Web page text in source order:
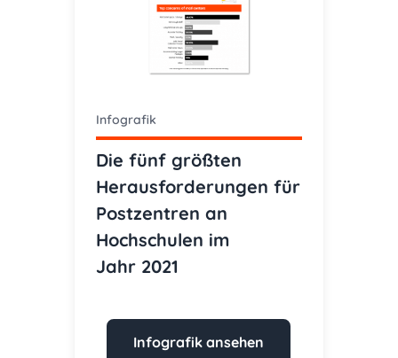
Infografik
Die fünf größten
Herausforderungen für
Postzentren an
Hochschulen im
Jahr 2021
Infografik ansehen